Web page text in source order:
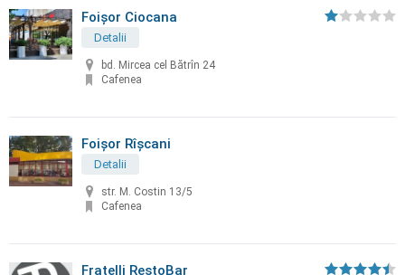
Foișor Ciocana
Detalii
bd. Mircea cel Bătrîn 24
Cafenea
Foișor Rîșcani
Detalii
str. M. Costin 13/5
Cafenea
Fratelli RestoBar